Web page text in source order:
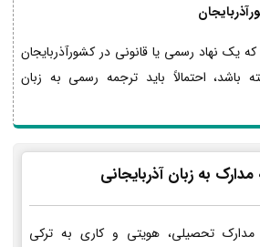
یک نهاد رسمی یا قانونی در کشورآذربایجان
باشد، احتمالاً باید ترجمه رسمی به زبان
به زبان آذربایجانی
تحصیلی، هویتی و کاری به ترکی